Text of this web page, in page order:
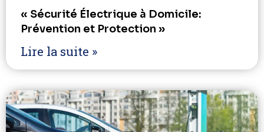
« Sécurité Électrique à Domicile:
Prévention et Protection »
Lire la suite »